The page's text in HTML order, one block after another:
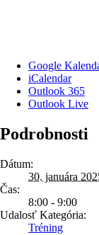
Google
iCalendar
Outlook 365
Outlook Live
Podrobnosti
Dátum:
30. januára
Čas:
8:00 - 9:00
Udalosť Kategória:
Tréning